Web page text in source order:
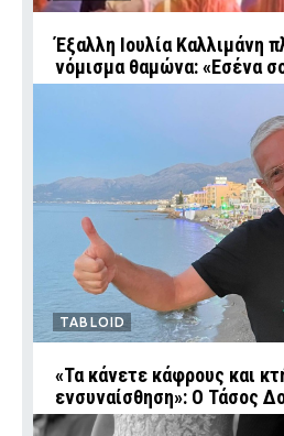
Έξαλλη Ιουλία Καλλιμάνη
νόμισμα θαμώνα: «Εσένα
TABLOID
«Τα κάνετε κάφρους και
ενσυναίσθηση»: Ο Τάσος